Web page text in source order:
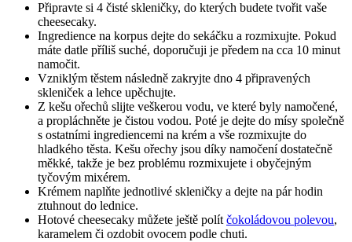
Připravte si 4 čisté skleničky, do kterých budete tvořit vaše
cheesecaky.
Ingredience na korpus dejte do sekáčku a rozmixujte. Pokud
máte datle příliš suché, doporučuji je předem na cca 10 minut
namočit.
Vzniklým těstem následně zakryjte dno 4 připravených
skleniček a lehce upěchujte.
Z kešu ořechů slijte veškerou vodu, ve které byly namočené,
a propláchněte je čistou vodou. Poté je dejte do mísy společně
s ostatními ingrediencemi na krém a vše rozmixujte do
hladkého těsta. Kešu ořechy jsou díky namočení dostatečně
měkké, takže je bez problému rozmixujete i obyčejným
tyčovým mixérem.
Krémem naplňte jednotlivé skleničky a dejte na pár hodin
ztuhnout do lednice.
Hotové cheesecaky můžete ještě polít čokoládovou polevou,
karamelem či ozdobit ovocem podle chuti.